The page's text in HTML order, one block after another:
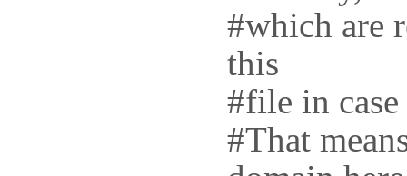
#which are
this
#file in
#That